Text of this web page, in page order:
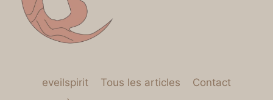
eveilspirit Tous les articles
Contact